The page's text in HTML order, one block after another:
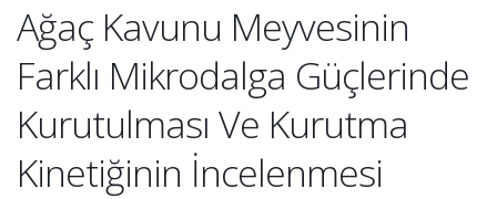
Ağaç Kavunu Meyvesinin
Farklı Mikrodalga Güçlerinde
Kurutulması Ve Kurutma
Kinetiğinin İncelenmesi